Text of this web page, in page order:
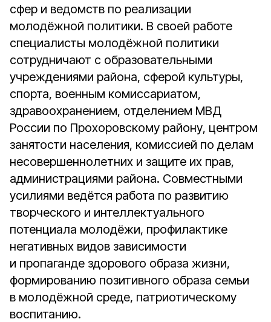
сфер и ведомств по реализации
молодёжной политики. В своей работе
специалисты молодёжной политики
сотрудничают с образовательными
учреждениями района, сферой культуры,
спорта, военным комиссариатом,
здравоохранением, отделением МВД
России по Прохоровскому району, центром
занятости населения, комиссией по делам
несовершеннолетних и защите их прав,
администрациями района. Совместными
усилиями ведётся работа по развитию
творческого и интеллектуального
потенциала молодёжи, профилактике
негативных видов зависимости
и пропаганде здорового образа жизни,
формированию позитивного образа семьи
в молодёжной среде, патриотическому
воспитанию.